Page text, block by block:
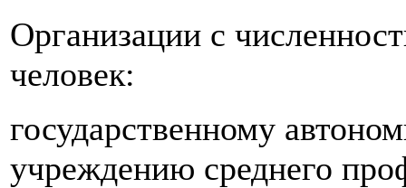
Организации с
человек:
государственному
учреждению среднего